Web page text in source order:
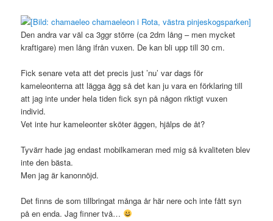
Den andra var väl ca 3ggr större (ca 2dm lång – men mycket
kraftigare) men lång ifrån vuxen. De kan bli upp till 30 cm.
Fick senare veta att det precis just ’nu’ var dags för
kameleonterna att lägga ägg så det kan ju vara en förklaring till
att jag inte under hela tiden fick syn på någon riktigt vuxen
individ.
Vet inte hur kameleonter sköter äggen, hjälps de åt?
Tyvärr hade jag endast mobilkameran med mig så kvaliteten blev
inte den bästa.
Men jag är kanonnöjd.
Det finns de som tillbringat många år här nere och inte fått syn
på en enda. Jag finner två…